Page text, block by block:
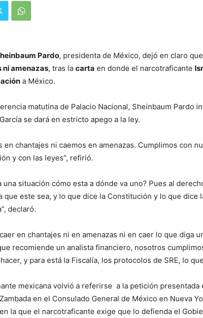
Pardo, presidenta de México, dejó en claro
ni amenazas, tras la carta en donde el narcotraficante
a México.
matutina de Palacio Nacional, Sheinbaum Pardo
se dará en estricto apego a la ley.
en chantajes ni caemos en amenazas. Cumplimos con
y con las leyes”, refirió.
una situación cómo esta a dónde va uno? Pues al
que este sea, y lo que dice la Constitución y lo que dice
declaró.
en chantajes ni en amenazas ni en caer lo que diga
recomiende un analista financiero, nosotros
y para está la Fiscalía, los protocolos de SRE, lo
mexicana volvió a referirse a la petición presentada
Zambada en el Consulado General de México en Nueva
la que el narcotraficante exige que lo defienda el